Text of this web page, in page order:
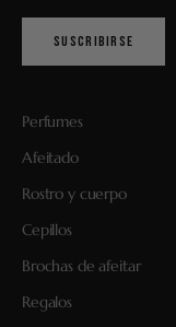
SUSCRIBIRSE
Perfumes
Afeitado
Rostro y cuerpo
Cepillos
Brochas de afeitar
Regalos